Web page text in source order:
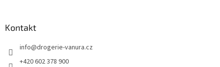
Kontakt
info@drogerie-vanura.cz
+420 602 378 900